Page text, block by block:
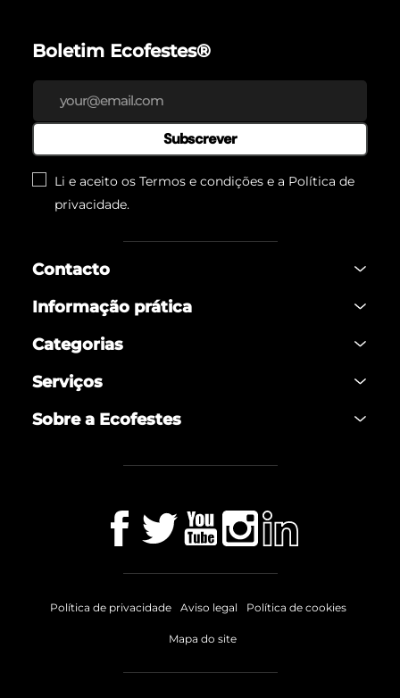
Boletim Ecofestes®
Subscrever
Li e aceito os Termos e condições e a Política de
privacidade.
Contacto
Informação prática
Categorias
Serviços
Sobre a Ecofestes
Política de privacidade Aviso legal Política de cookies
Mapa do site